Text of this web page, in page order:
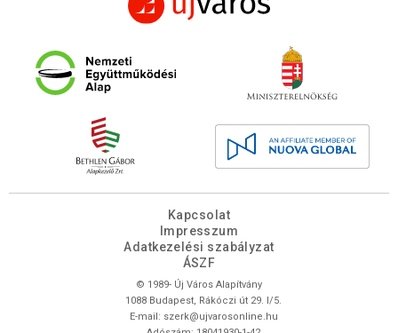
Kapcsolat
Impresszum
Adatkezelési szabályzat
ÁSZF
© 1989- Új Város Alapítvány
1088 Budapest, Rákóczi út 29. I/5.
E-mail: szerk@ujvarosonline.hu